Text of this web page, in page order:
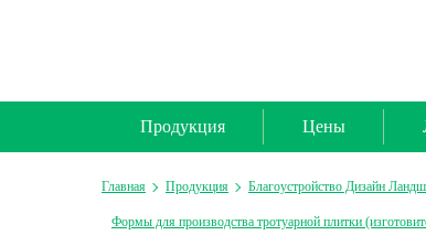
Продукция Цены
Главная Продукция Благоустройство Дизайн
Формы для производства тротуарной плитки